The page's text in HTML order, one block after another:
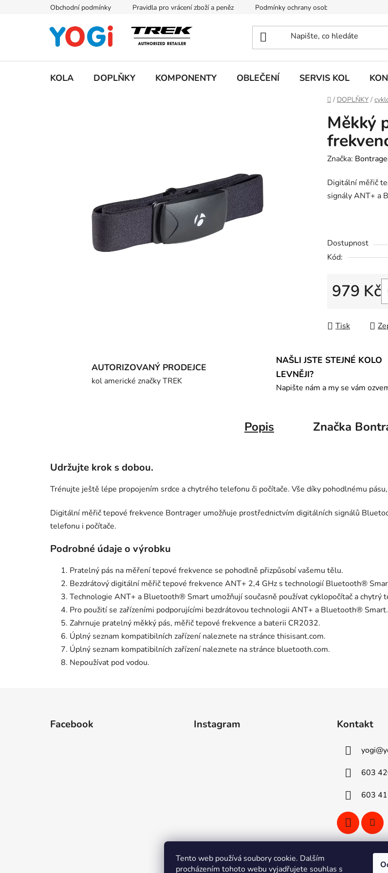
Tento web používá soubory cookie. Dalším
procházením tohoto webu vyjadřujete souhlas s
Obchodní podmínky Pravidla pro vrácení zboží a peněz Podmínky ochrany osobních údajů
KOLA DOPLŇKY KOMPONENTY OBLEČENÍ SERVIS KOL
Domů
/ DOPLŇKY /
Měkký
Značka:
Digitální měřič
signály ANT+ a
Dostupnost
Kód:
979 Kč
Tisk
AUTORIZOVANÝ PRODEJCE
kol americké značky TREK
NAŠLI JSTE STEJNÉ KOLO
LEVNĚJI?
Napište nám a my se vám
Popis Značka
Udržujte krok s dobou.
Trénujte ještě lépe propojením srdce a chytrého telefonu či počítače. Vše díky pohodlnému
Digitální měřič tepové frekvence Bontrager umožňuje prostřednictvím digitálních signálů
telefonu i počítače.
Podrobné údaje o výrobku
Pratelný pás na měření tepové frekvence se pohodlně přizpůsobí vašemu tělu.
Bezdrátový digitální měřič tepové frekvence ANT+ 2,4 GHz s technologií Bluetooth®
Technologie ANT+ a Bluetooth® Smart umožňují současně používat cyklopočítač a chytrý
Pro použití se zařízeními podporujícími bezdrátovou technologii ANT+ a Bluetooth® Smart.
Zahrnuje pratelný měkký pás, měřič tepové frekvence a baterii CR2032.
Úplný seznam kompatibilních zařízení naleznete na stránce thisisant.com.
Úplný seznam kompatibilních zařízení naleznete na stránce bluetooth.com.
Nepoužívat pod vodou.
Facebook Instagram Kontakt
yogi@
603
603